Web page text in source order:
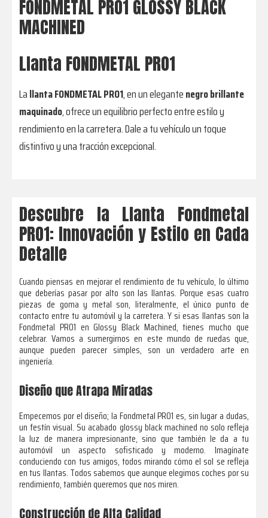
FONDMETAL PRO1 GLOSSY BLACK
MACHINED
Llanta FONDMETAL PRO1
Lallanta FONDMETAL PRO1, en un elegantenegro brillante
maquinado, ofrece un equilibrio perfecto entre estilo y
rendimiento en la carretera. Dale a tu vehículo un toque
distintivo y una tracción excepcional.
Descubre la Llanta Fondmetal
PRO1: Innovación y Estilo en Cada
Detalle
Cuando piensas en mejorar el rendimiento de tu vehículo, lo último
que deberías pasar por alto son las llantas. Porque esas cuatro
piezas de goma y metal son, literalmente, el único punto de
contacto entre tu automóvil y la carretera. Y si esas llantas son la
Fondmetal PRO1 en Glossy Black Machined, tienes mucho que
celebrar. Vamos a sumergirnos en este mundo de ruedas que,
aunque pueden parecer simples, son un verdadero arte en
ingeniería.
Diseño que Atrapa Miradas
Empecemos por el diseño; la Fondmetal PRO1 es, sin lugar a dudas,
un festín visual. Su acabado glossy black machined no solo refleja
la luz de manera impresionante, sino que también le da a tu
automóvil un aspecto sofisticado y moderno. Imagínate
conduciendo con tus amigos, todos mirando cómo el sol se refleja
en tus llantas. Todos sabemos que aunque elegimos coches por su
rendimiento, también queremos que nos miren.
Construcción de Alta Calidad